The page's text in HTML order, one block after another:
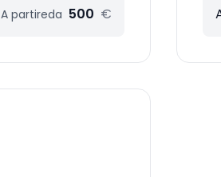
A partireda 500 €